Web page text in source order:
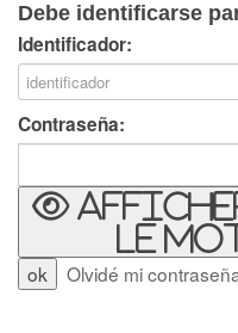
Debe identificarse
Identificador:
Contraseña:
le
Olvidé mi